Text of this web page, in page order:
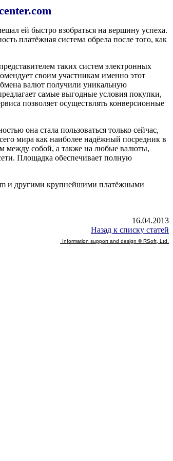
ей быстро взобраться на вершину успеха.
платёжная система обрела после того, как
таких систем электронных
своим участникам именно этот
валют получили уникальную
самые выгодные условия покупки,
позволяет осуществлять конверсионные
она стала пользоваться только сейчас,
мира как наиболее надёжный посредник в
между собой, а также на любые валюты,
Площадка обеспечивает полную
и другими крупнейшими платёжными
16.04.2013
Назад к списку статей
Information support and design © RSoft, Ltd.